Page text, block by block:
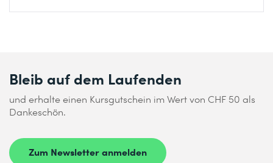
Bleib auf dem Laufenden
und erhalte einen Kursgutschein im Wert von CHF 50 als
Dankeschön.
Zum Newsletter anmelden